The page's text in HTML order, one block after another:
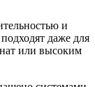
и
даже для
или высоким